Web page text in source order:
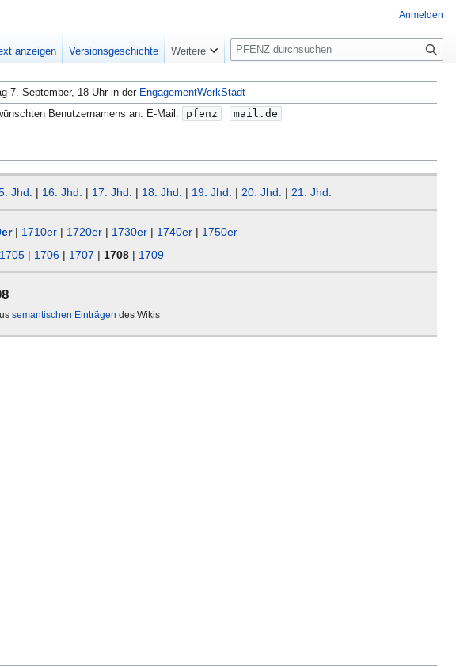
7. September, 18 Uhr in der EngagementWerkStadt
Benutzernamens an: E-Mail:
pfenz mail.de
Jhd. | 16. Jhd. | 17. Jhd. | 18. Jhd. | 19. Jhd. | 20. Jhd. | 21. Jhd.
| 1710er | 1720er | 1730er | 1740er | 1750er
1705| 1706| 1707 | 1708| 1709
semantischen Einträgen des Wikis
Anmelden
anzeigen Versionsgeschichte Weitere
S
u
c
h
e